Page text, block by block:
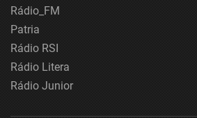
Rádio_FM
Patria
Rádio RSI
Rádio Litera
Rádio Junior